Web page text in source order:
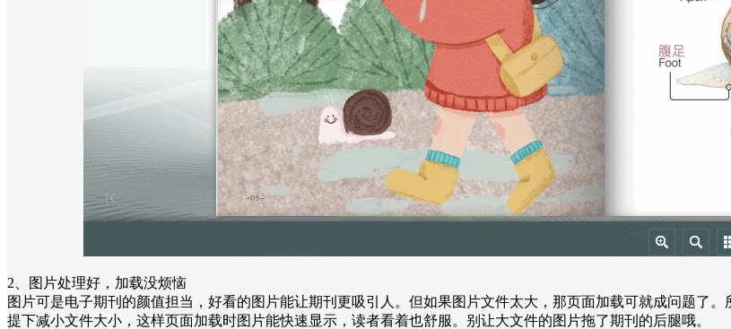
2、图片处理好，加载没烦恼
图片可是电子期刊的颜值担当，好看的图片能让期刊更吸引人。但如果图片文件太大，那页面加载可就成问题了
提下减小文件大小，这样页面加载时图片能快速显示，读者看着也舒服。别让大文件的图片拖了期刊的后腿哦。